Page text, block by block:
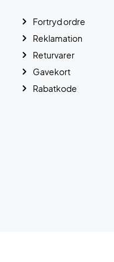
Fortryd ordre
Reklamation
Returvarer
Gavekort
Rabatkode